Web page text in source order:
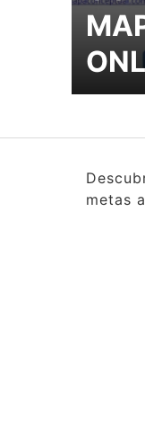
metas